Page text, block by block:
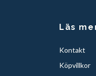
Läs
Kontakt
Köpvillkor